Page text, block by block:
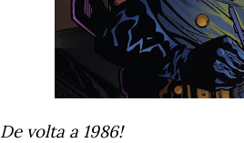
De volta a 1986!